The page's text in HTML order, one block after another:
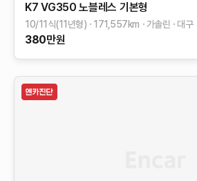
K7 VG350 노블레스 기본형
10/11식(11년형) 171,557km 가솔린 대구
380만원